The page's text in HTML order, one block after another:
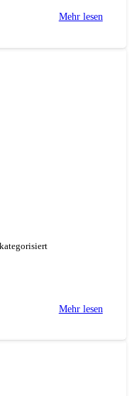
Mehr lesen
Mehr lesen